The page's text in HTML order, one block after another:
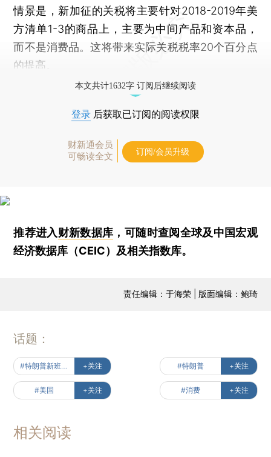
情景是，新加征的关税将主要针对2018-2019年美
方清单1-3的商品上，主要为中间产品和资本品，
而不是消费品。这将带来实际关税税率20个百分点
的提高。
本文共计1632字 订阅后继续阅读
登录 后获取已订阅的阅读权限
财新通会员
可畅读全文
订阅/会员升级
推荐进入财新数据库 ，可随时查阅全球及中国宏观
经济数据库（CEIC）及相关指数库。
责任编辑：于海荣 | 版面编辑：鲍琦
话题：
+关注 #特朗普 +关注
#美国 +关注 #消费 +关注
相关阅读